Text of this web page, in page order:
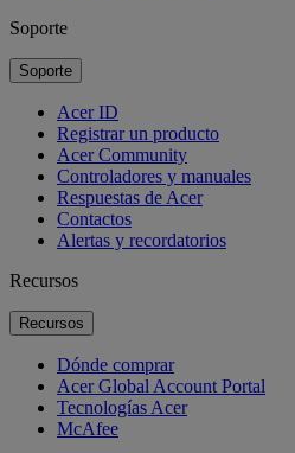
Soporte
Soporte
Acer ID
Registrar un producto
Acer Community
Controladores y manuales
Respuestas de Acer
Contactos
Alertas y recordatorios
Recursos
Recursos
Dónde comprar
Acer Global Account Portal
Tecnologías Acer
McAfee